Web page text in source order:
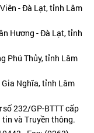
- Đà Lạt, tỉnh Lâm
Hương - Đà Lạt, tỉnh
Phú Thủy, tỉnh Lâm
Nghĩa, tỉnh Lâm
232/GP-BTTT cấp
và Truyền thông.